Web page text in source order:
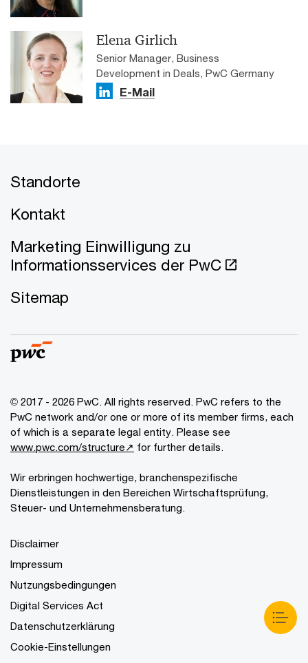
Elena Girlich
Senior Manager, Business
Development in Deals, PwC Germany
E-Mail
Standorte
Kontakt
Marketing Einwilligung zu
Informationsservices der PwC
Sitemap
© 2017 - 2026 PwC. All rights reserved. PwC refers to the
PwC network and/or one or more of its member firms, each
of which is a separate legal entity. Please see
www.pwc.com/structure↗ for further details.
Wir erbringen hochwertige, branchenspezifische
Dienstleistungen in den Bereichen Wirtschaftsprüfung,
Steuer- und Unternehmensberatung.
Disclaimer
Impressum
Nutzungsbedingungen
Digital Services Act
Datenschutzerklärung
Cookie-Einstellungen